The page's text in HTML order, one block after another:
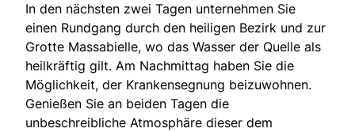
In den nächsten zwei Tagen unternehmen Sie
einen Rundgang durch den heiligen Bezirk und zur
Grotte Massabielle, wo das Wasser der Quelle als
heilkräftig gilt. Am Nachmittag haben Sie die
Möglichkeit, der Krankensegnung beizuwohnen.
Genießen Sie an beiden Tagen die
unbeschreibliche Atmosphäre dieser dem